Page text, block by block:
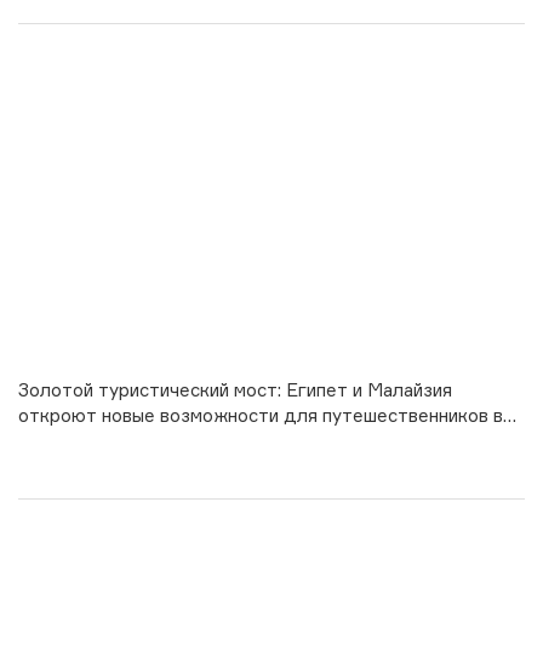
Золотой туристический мост: Египет и Малайзия
откроют новые возможности для путешественников в